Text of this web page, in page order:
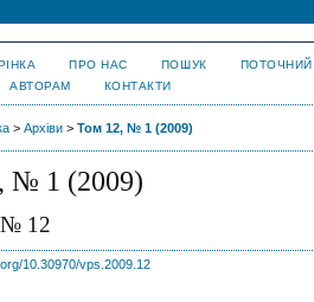
ПРО НАС ПОШУК
ПОТОЧНИЙ
АВТОРАМ КОНТАКТИ
> Архіви > Том 12, № 1 (2009)
1 (2009)
12
10.30970/vps.2009.12